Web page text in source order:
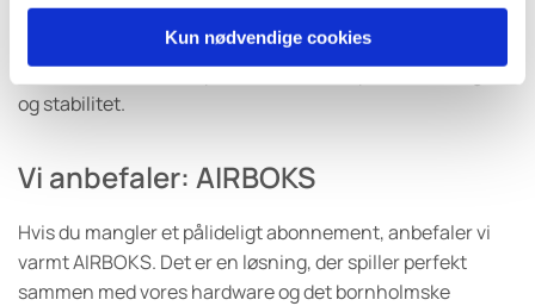
Kun nødvendige cookies
Vi tilbyder altid en uforpligtende snak om dine
muligheder, og vi foretager gerne en præcis måling på din
adresse, så vi er sikre på, at du får den optimale hastighed
og stabilitet.
Vi anbefaler: AIRBOKS
Hvis du mangler et pålideligt abonnement, anbefaler vi
varmt AIRBOKS. Det er en løsning, der spiller perfekt
sammen med vores hardware og det bornholmske